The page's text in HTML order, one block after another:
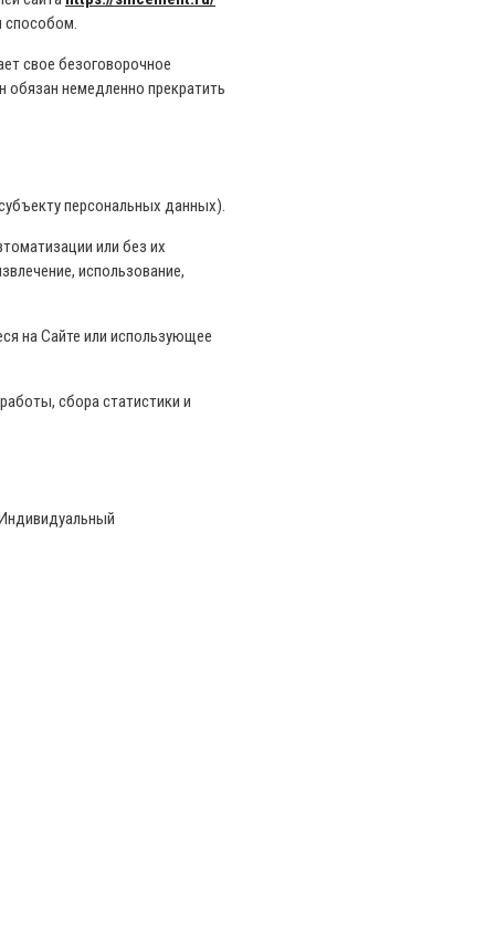
способом.
свое безоговорочное
обязан немедленно прекратить
персональных данных).
или без их
использование,
на Сайте или использующее
сбора статистики и